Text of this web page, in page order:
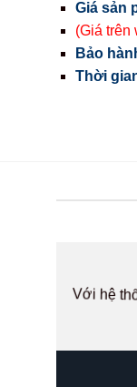
Giá sản
(Giá trên
Bảo
Thời
Với hệ